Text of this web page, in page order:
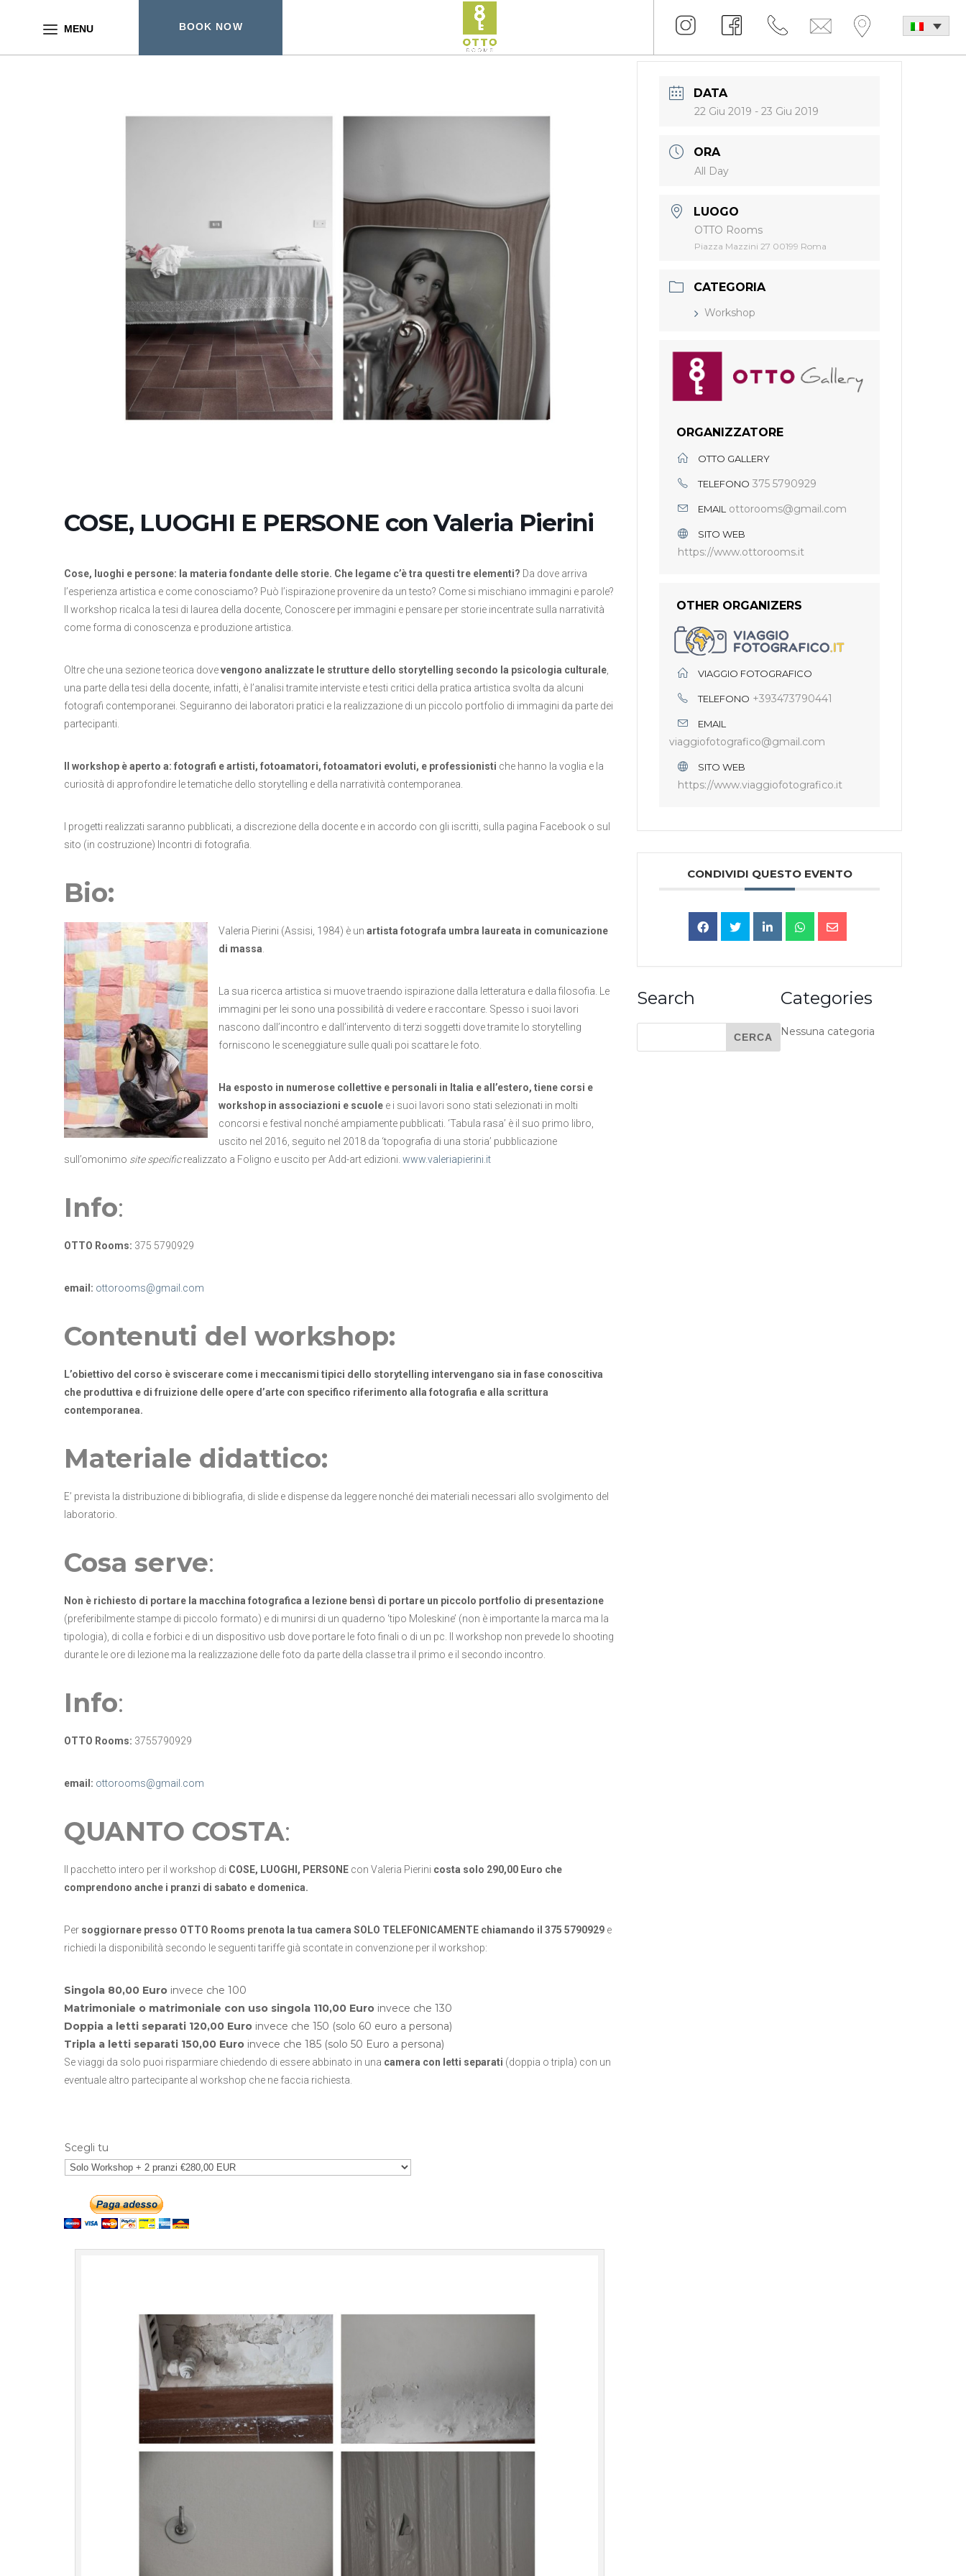
BOOK NOW
MENU
COSE, LUOGHI E PERSONE con Valeria Pierini
Cose, luoghi e persone: la materia fondante delle storie. Che legame c’è tra questi tre elementi? Da dove arriva
l’esperienza artistica e come conosciamo? Può l’ispirazione provenire da un testo? Come si mischiano immagini e parole?
Il workshop ricalca la tesi di laurea della docente, Conoscere per immagini e pensare per storie incentrate sulla narratività
come forma di conoscenza e produzione artistica.
Oltre che una sezione teorica dovevengono analizzate le strutture dello storytelling secondo la psicologia culturale,
una parte della tesi della docente, infatti, è l’analisi tramite interviste e testi critici della pratica artistica svolta da alcuni
fotografi contemporanei. Seguiranno dei laboratori pratici e la realizzazione di un piccolo portfolio di immagini da parte dei
partecipanti.
Il workshop è aperto a: fotografi e artisti, fotoamatori, fotoamatori evoluti, e professionisti che hanno la voglia e la
curiosità di approfondire le tematiche dello storytelling e della narratività contemporanea.
I progetti realizzati saranno pubblicati, a discrezione della docente e in accordo con gli iscritti, sulla pagina Facebook o sul
sito (in costruzione) Incontri di fotografia.
Bio:
Valeria Pierini (Assisi, 1984) è un artista fotografa umbra laureata in comunicazione
di massa.
La sua ricerca artistica si muove traendo ispirazione dalla letteratura e dalla filosofia. Le
immagini per lei sono una possibilità di vedere e raccontare. Spesso i suoi lavori
nascono dall’incontro e dall’intervento di terzi soggetti dove tramite lo storytelling
forniscono le sceneggiature sulle quali poi scattare le foto.
Ha esposto in numerose collettive e personali in Italia e all’estero, tiene corsi e
workshop in associazioni e scuole e i suoi lavori sono stati selezionati in molti
concorsi e festival nonché ampiamente pubblicati. ‘Tabula rasa’ è il suo primo libro,
uscito nel 2016, seguito nel 2018 da ‘topografia di una storia’ pubblicazione
sull’omonimo site specificrealizzato a Foligno e uscito per Add-art edizioni. www.valeriapierini.it
Info:
OTTO Rooms: 375 5790929
email: ottorooms@gmail.com
Contenuti del workshop:
L’obiettivo del corso è sviscerare come i meccanismi tipici dello storytelling intervengano sia in fase conoscitiva
che produttiva e di fruizione delle opere d’arte con specifico riferimento alla fotografia e alla scrittura
contemporanea.
Materiale didattico:
E’ prevista la distribuzione di bibliografia, di slide e dispense da leggere nonché dei materiali necessari allo svolgimento del
laboratorio.
Cosa serve:
Non è richiesto di portare la macchina fotografica a lezione bensì di portare un piccolo portfolio di presentazione
(preferibilmente stampe di piccolo formato) e di munirsi di un quaderno ‘tipo Moleskine’ (non è importante la marca ma la
tipologia), di colla e forbici e di un dispositivo usb dove portare le foto finali o di un pc. Il workshop non prevede lo shooting
durante le ore di lezione ma la realizzazione delle foto da parte della classe tra il primo e il secondo incontro.
Info:
OTTO Rooms: 3755790929
email: ottorooms@gmail.com
QUANTO COSTA:
Il pacchetto intero per il workshop di COSE, LUOGHI, PERSONE con Valeria Pierini costa solo 290,00 Euro che
comprendono anche i pranzi di sabato e domenica.
Per soggiornare presso OTTO Rooms prenota la tua camera SOLO TELEFONICAMENTE chiamando il 375 5790929 e
richiedi la disponibilità secondo le seguenti tariffe già scontate in convenzione per il workshop:
Singola 80,00 Euro invece che 100
Matrimoniale o matrimoniale con uso singola 110,00 Euro invece che 130
Doppia a letti separati 120,00 Euro invece che 150 (solo 60 euro a persona)
Tripla a letti separati 150,00 Euro invece che 185 (solo 50 Euro a persona)
Se viaggi da solo puoi risparmiare chiedendo di essere abbinato in una camera con letti separati (doppia o tripla) con un
eventuale altro partecipante al workshop che ne faccia richiesta.
Scegli tu
DATA
22 Giu 2019 - 23 Giu 2019
ORA
All Day
LUOGO
OTTO Rooms
Piazza Mazzini 27 00199 Roma
CATEGORIA
Workshop
ORGANIZZATORE
OTTO GALLERY
TELEFONO 375 5790929
EMAIL ottorooms@gmail.com
SITO WEB
https://www.ottorooms.it
OTHER ORGANIZERS
VIAGGIO FOTOGRAFICO
TELEFONO +393473790441
EMAIL
viaggiofotografico@gmail.com
SITO WEB
https://www.viaggiofotografico.it
CONDIVIDI QUESTO EVENTO
Search Categories
Nessuna categoria